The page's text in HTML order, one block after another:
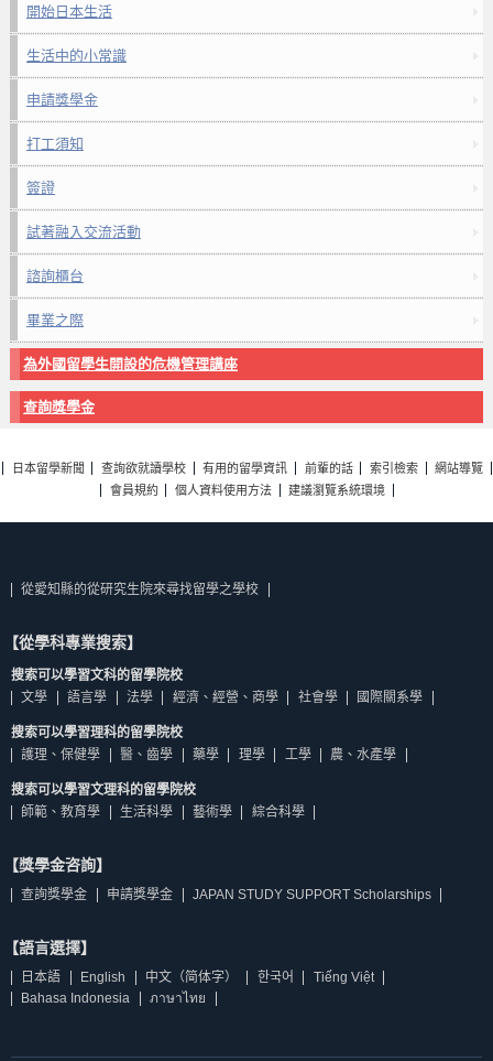
開始日本生活
生活中的小常識
申請獎學金
打工須知
簽證
試著融入交流活動
諮詢櫃台
畢業之際
為外國留學生開設的危機管理講座
查詢獎學金
日本留學新聞 查詢欲就讀學校 有用的留學資訊 前輩的話 索引檢索
網站導覽
會員規約
個人資料使用方法 建議瀏覽系統環境
從愛知縣的從研究生院來尋找留學之學校
【從學科專業搜索】
搜索可以學習文科的留學院校
文學
語言學 法學 經濟、經營、商學 社會學 國際關系學
搜索可以學習理科的留學院校
護理、保健學
醫、齒學 藥學 理學 工學 農、水產學
搜索可以學習文理科的留學院校
師範、教育學
生活科學 藝術學 綜合科學
【獎學金咨詢】
查詢獎學金 申請獎學金 JAPAN STUDY SUPPORT Scholarships
【語言選擇】
日本語 English 中文（简体字） 한국어
Tiếng Việt
Bahasa Indonesia
ภาษาไทย